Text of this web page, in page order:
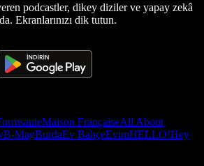
podcastler, dikey diziler ve yapay zekâ
Ekranlarınızı dik tutun.
Maison FrançaiseAll About
B-MagBurdaEv BahçeEvimHELLO!Hey